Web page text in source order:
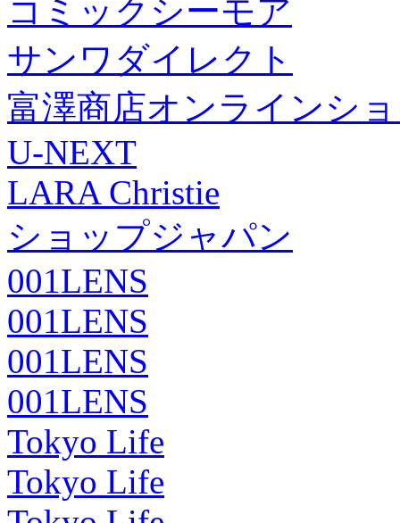
コミックシーモア
サンワダイレクト
富澤商店オンラインシ
U-NEXT
LARA Christie
ショップジャパン
001LENS
001LENS
001LENS
001LENS
Tokyo Life
Tokyo Life